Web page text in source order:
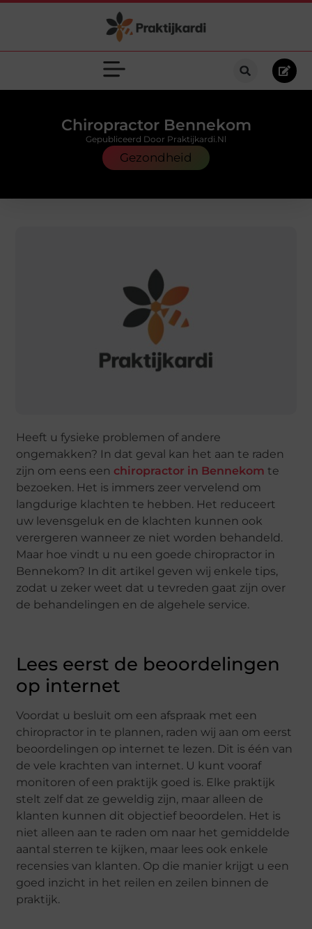
Chiropractor Bennekom
Gezondheid
Gepubliceerd Door Praktijkardi.nl
Heeft u fysieke problemen of andere
ongemakken? In dat geval kan het aan te raden
zijn om eens een chiropractor in Bennekom te
bezoeken. Het is immers zeer vervelend om
langdurige klachten te hebben. Het reduceert
uw levensgeluk en de klachten kunnen ook
verergeren wanneer ze niet worden behandeld.
Maar hoe vindt u nu een goede chiropractor in
Bennekom? In dit artikel geven wij enkele tips,
zodat u zeker weet dat u tevreden gaat zijn over
de behandelingen en de algehele service.
Lees eerst de beoordelingen
op internet
Voordat u besluit om een afspraak met een
chiropractor in te plannen, raden wij aan om eerst
beoordelingen op internet te lezen. Dit is één van
de vele krachten van internet. U kunt vooraf
monitoren of een praktijk goed is. Elke praktijk
stelt zelf dat ze geweldig zijn, maar alleen de
klanten kunnen dit objectief beoordelen. Het is
niet alleen aan te raden om naar het gemiddelde
aantal sterren te kijken, maar lees ook enkele
recensies van klanten. Op die manier krijgt u een
goed inzicht in het reilen en zeilen binnen de
praktijk.